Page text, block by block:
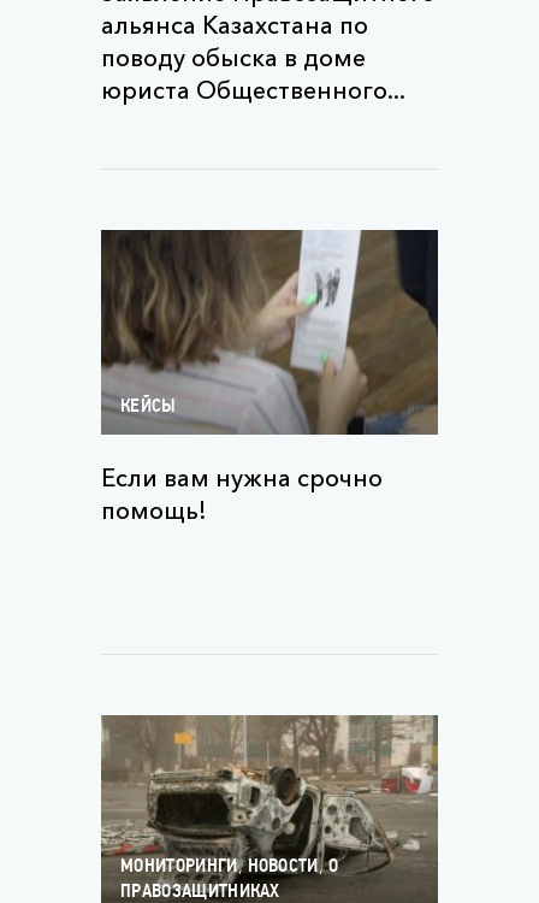
альянса Казахстана по
поводу обыска в доме
юриста Общественного...
КЕЙСЫ
Если вам нужна срочно
помощь!
МОНИТОРИНГИ,НОВОСТИ,О
ПРАВОЗАЩИТНИКАХ